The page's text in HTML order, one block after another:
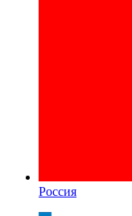
Россия